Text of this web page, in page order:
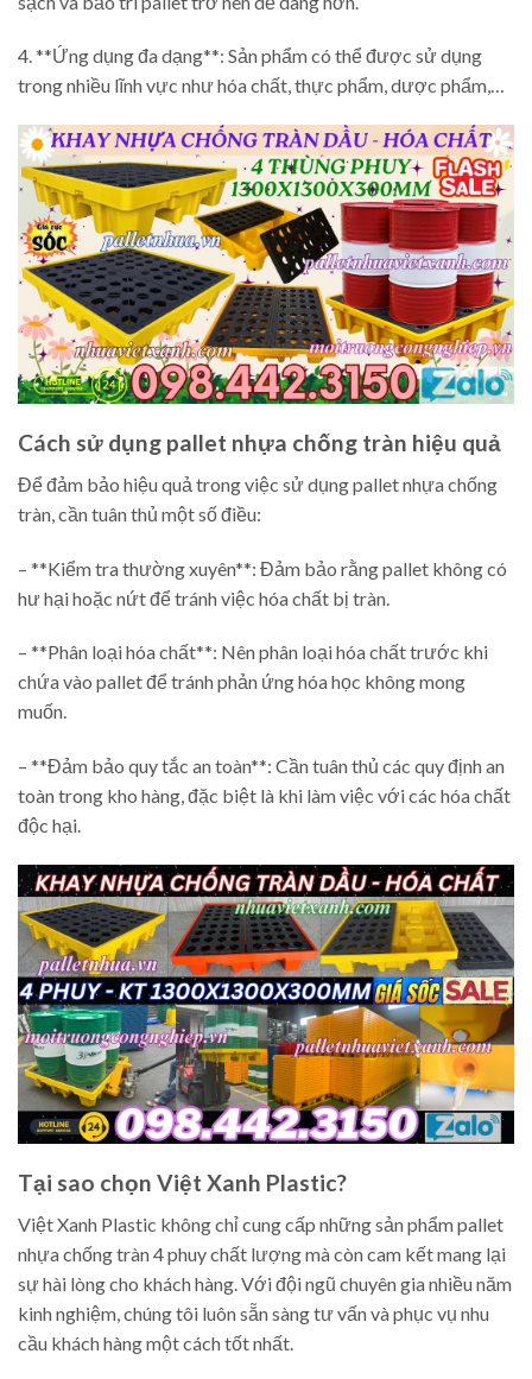
4. **Ứng dụng đa dạng**: Sản phẩm có thể được sử dụng
trong nhiều lĩnh vực như hóa chất, thực phẩm, dược phẩm,…
Cách sử dụng pallet nhựa chống tràn hiệu quả
Để đảm bảo hiệu quả trong việc sử dụng pallet nhựa chống
tràn, cần tuân thủ một số điều:
– **Kiểm tra thường xuyên**: Đảm bảo rằng pallet không có
hư hại hoặc nứt để tránh việc hóa chất bị tràn.
– **Phân loại hóa chất**: Nên phân loại hóa chất trước khi
chứa vào pallet để tránh phản ứng hóa học không mong
muốn.
– **Đảm bảo quy tắc an toàn**: Cần tuân thủ các quy định an
toàn trong kho hàng, đặc biệt là khi làm việc với các hóa chất
độc hại.
Tại sao chọn Việt Xanh Plastic?
Việt Xanh Plastic không chỉ cung cấp những sản phẩm pallet
nhựa chống tràn 4 phuy chất lượng mà còn cam kết mang lại
sự hài lòng cho khách hàng. Với đội ngũ chuyên gia nhiều năm
kinh nghiệm, chúng tôi luôn sẵn sàng tư vấn và phục vụ nhu
cầu khách hàng một cách tốt nhất.